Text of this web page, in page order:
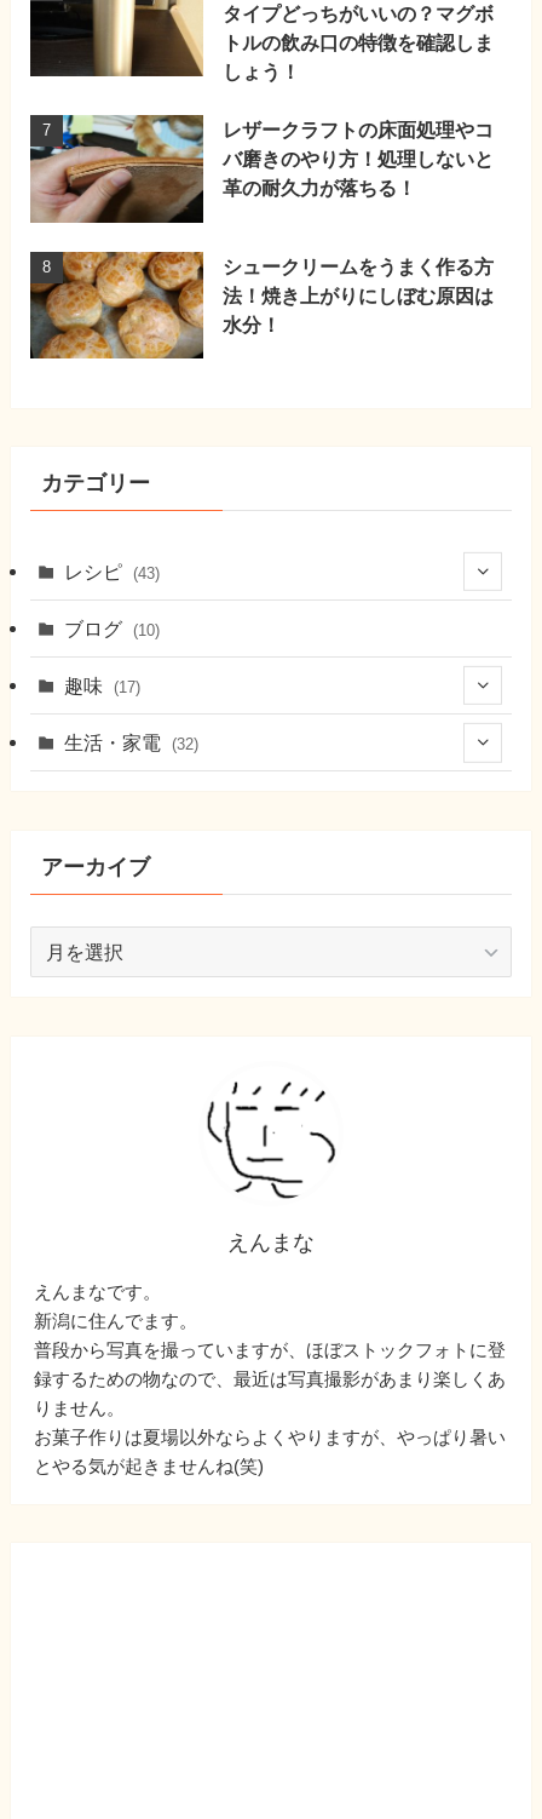
タイプどっちがいいの？マグボ
トルの飲み口の特徴を確認しま
しょう！
レザークラフトの床面処理やコ
バ磨きのやり方！処理しないと
革の耐久力が落ちる！
シュークリームをうまく作る方
法！焼き上がりにしぼむ原因は
水分！
カテゴリー
レシピ (43)
(7)
(21)
(6)
ブログ (10)
趣味 (17)
(9)
生活・家電 (32)
アーカイブ
えんまな
えんまなです。
新潟に住んでます。
普段から写真を撮っていますが、ほぼストックフォトに登
録するための物なので、最近は写真撮影があまり楽しくあ
りません。
お菓子作りは夏場以外ならよくやりますが、やっぱり暑い
とやる気が起きませんね(笑)